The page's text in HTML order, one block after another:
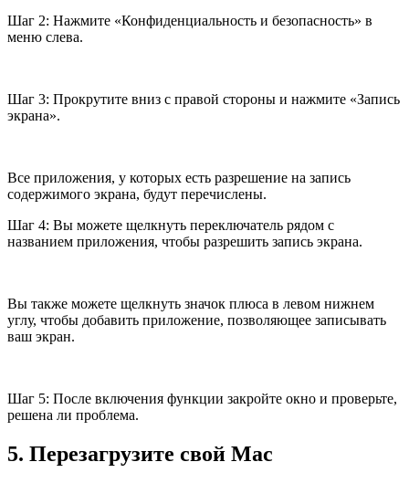
Шаг 2: Нажмите «Конфиденциальность и безопасность» в
меню слева.
Шаг 3: Прокрутите вниз с правой стороны и нажмите «Запись
экрана».
Все приложения, у которых есть разрешение на запись
содержимого экрана, будут перечислены.
Шаг 4: Вы можете щелкнуть переключатель рядом с
названием приложения, чтобы разрешить запись экрана.
Вы также можете щелкнуть значок плюса в левом нижнем
углу, чтобы добавить приложение, позволяющее записывать
ваш экран.
Шаг 5: После включения функции закройте окно и проверьте,
решена ли проблема.
5. Перезагрузите свой Mac